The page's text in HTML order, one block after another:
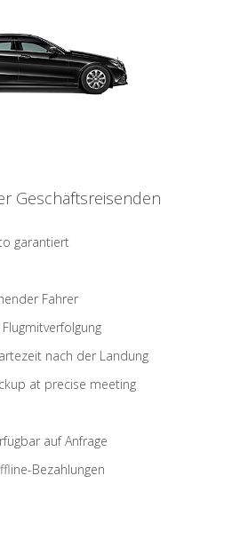
Geschäftsreisenden
garantiert
Fahrer
nach der Landung
at precise meeting
auf Anfrage
Bezahlungen